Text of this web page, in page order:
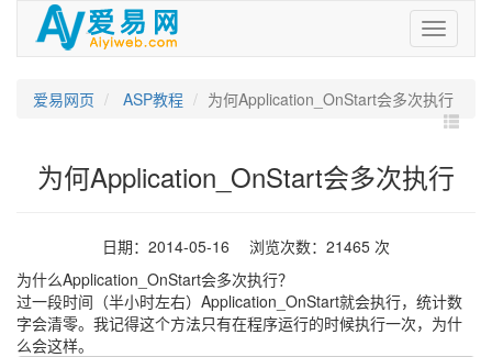
爱
易
爱易网页
ASP教程 为何Application_OnStart会多次执行
为何Application_OnStart会多次执行
日期：2014-05-16 浏览次数：21465 次
为什么Application_OnStart会多次执行？
过一段时间（半小时左右）Application_OnStart就会执行，统计数
字会清零。我记得这个方法只有在程序运行的时候执行一次，为什
么会这样。